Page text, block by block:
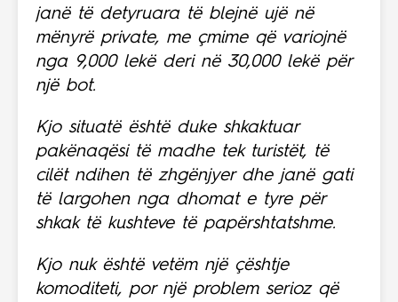
janë të detyruara të blejnë ujë në
mënyrë private, me çmime që variojnë
nga 9,000 lekë deri në 30,000 lekë për
një bot.
Kjo situatë është duke shkaktuar
pakënaqësi të madhe tek turistët, të
cilët ndihen të zhgënjyer dhe janë gati
të largohen nga dhomat e tyre për
shkak të kushteve të papërshtatshme.
Kjo nuk është vetëm një çështje
komoditeti, por një problem serioz që